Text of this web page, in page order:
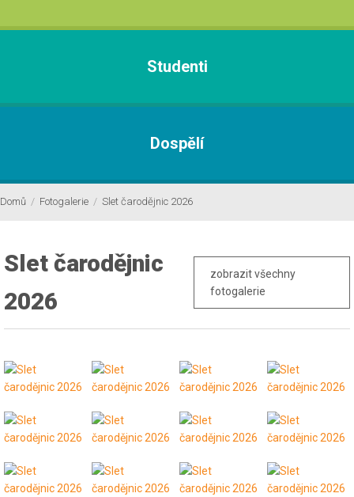
Studenti
Dospělí
Domů / Fotogalerie / Slet čarodějnic 2026
Slet čarodějnic
2026
zobrazit všechny
fotogalerie